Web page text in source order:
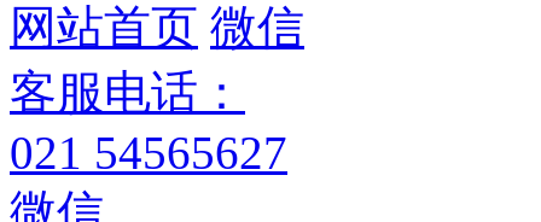
网站首页 微信
客服电话：
021 54565627